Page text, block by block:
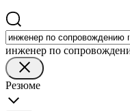
инженер по
Резюме